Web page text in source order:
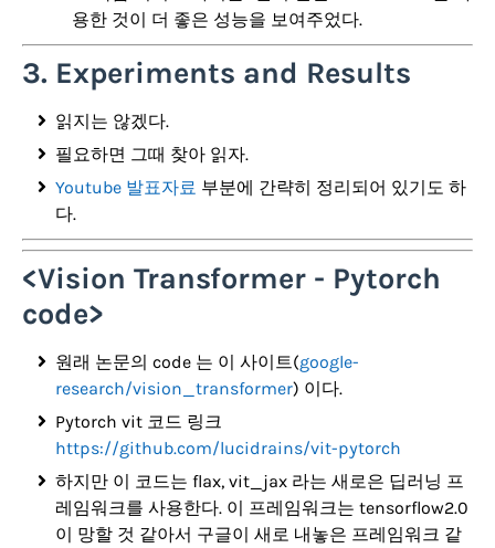
용한 것이 더 좋은 성능을 보여주었다.
3. Experiments and Results
읽지는 않겠다.
필요하면 그때 찾아 읽자.
Youtube 발표자료 부분에 간략히 정리되어 있기도 하
다.
<Vision Transformer - Pytorch
code>
원래 논문의 code 는 이 사이트(google-
research/vision_transformer) 이다.
Pytorch vit 코드 링크
https://github.com/lucidrains/vit-pytorch
하지만 이 코드는 flax, vit_jax 라는 새로은 딥러닝 프
레임워크를 사용한다. 이 프레임워크는 tensorflow2.0
이 망할 것 같아서 구글이 새로 내놓은 프레임워크 같